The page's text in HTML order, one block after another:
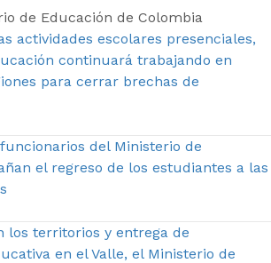
de Educación de Colombia
actividades escolares presenciales,
continuará trabajando en
para cerrar brechas de
funcionarios del Ministerio de
el regreso de los estudiantes a las
los territorios y entrega de
en el Valle, el Ministerio de